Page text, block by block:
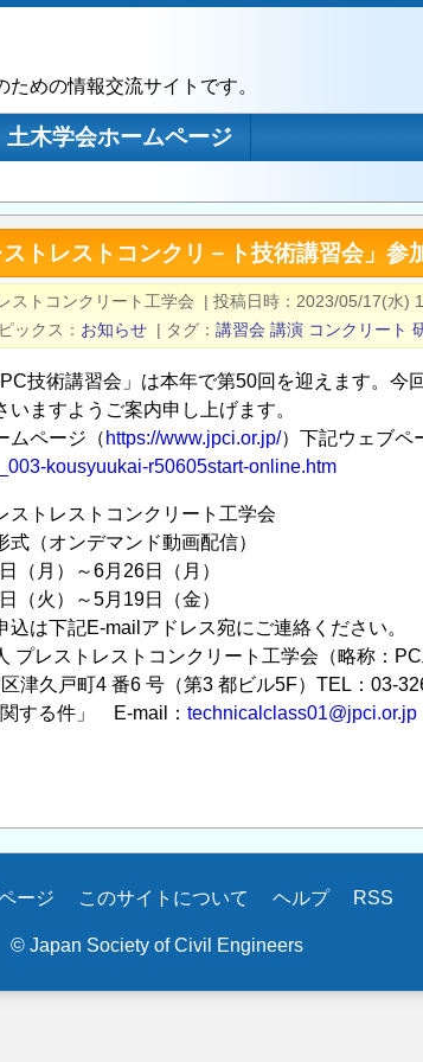
めの情報交流サイトです。
土木学会ホームページ
トレストコンクリ－ト技術講習会」参
ストコンクリート工学会 | 投稿日時
2023/05/17(水)
ックス お知らせ | タグ 講習会 講演 コンクリート
技術講習会」は本年で第50回を迎えます。今
ますようご案内申し上げます。
ムページ（ https://www.jpci.or.jp/）下記ウェブペ
kousyuukai-r50605start-online.htm
ストレストコンクリート工学会
（オンデマンド動画配信）
（月）～6月26日（月）
（火）～5月19日（金）
下記E-mailアドレス宛にご連絡ください。
プレストレストコンクリート工学会（略称：
久戸町4 番6 号（第3 都ビル5F）TEL：03-
する件」 E-mail： technicalclass01@jpci.or.jp
ージ このサイトについて ヘルプ RSS
© Japan Society of Civil Engineers